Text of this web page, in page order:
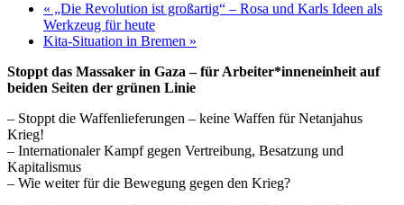
« „Die Revolution ist großartig“ – Rosa und Karls Ideen als
Werkzeug für heute
Kita-Situation in Bremen »
Stoppt das Massaker in Gaza – für Arbeiter*inneneinheit auf
beiden Seiten der grünen Linie
– Stoppt die Waffenlieferungen – keine Waffen für Netanjahus
Krieg!
– Internationaler Kampf gegen Vertreibung, Besatzung und
Kapitalismus
– Wie weiter für die Bewegung gegen den Krieg?